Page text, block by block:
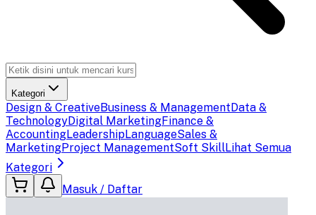
Kategori
Design & CreativeBusiness & ManagementData &
TechnologyDigital MarketingFinance &
AccountingLeadershipLanguageSales &
MarketingProject ManagementSoft SkillLihat Semua
Kategori
Masuk / Daftar